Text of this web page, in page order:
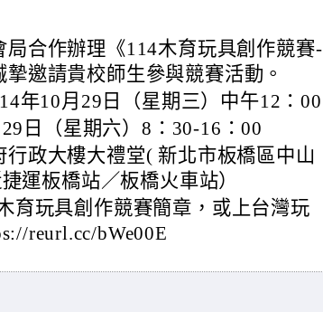
局合作辦理《114木育玩具創作競賽-
邀請貴校師生參與競賽活動。
年10月29日（星期三）中午12：00
日（星期六）8：30-16：00
政大樓大禮堂( 新北市板橋區中山
運板橋站／板橋火車站）
育玩具創作競賽簡章，或上台灣玩
reurl.cc/bWe00E